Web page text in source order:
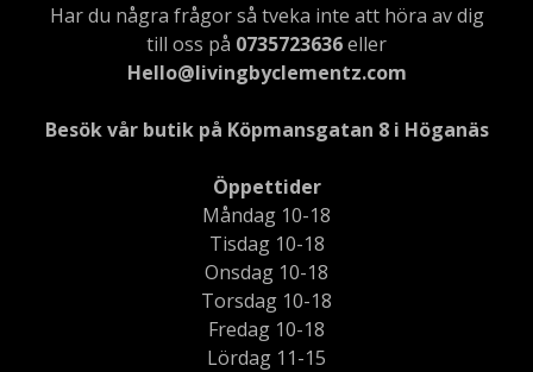
Har du några frågor så tveka inte att höra av dig
till oss på 0735723636eller
Hello@livingbyclementz.com
Besök vår butik på Köpmansgatan 8 i Höganäs
Öppettider
Måndag 10-18
Tisdag 10-18
Onsdag 10-18
Torsdag 10-18
Fredag 10-18
Lördag 11-15